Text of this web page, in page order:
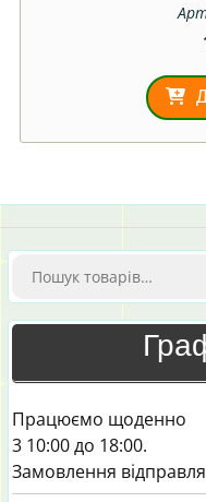
Шукати:
Працюємо щоденно
3 10:00 до 18:00.
Замовлення